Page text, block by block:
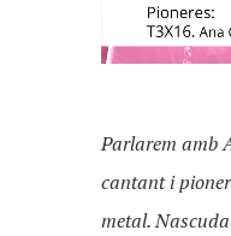
Parlarem amb
cantant i
metal.